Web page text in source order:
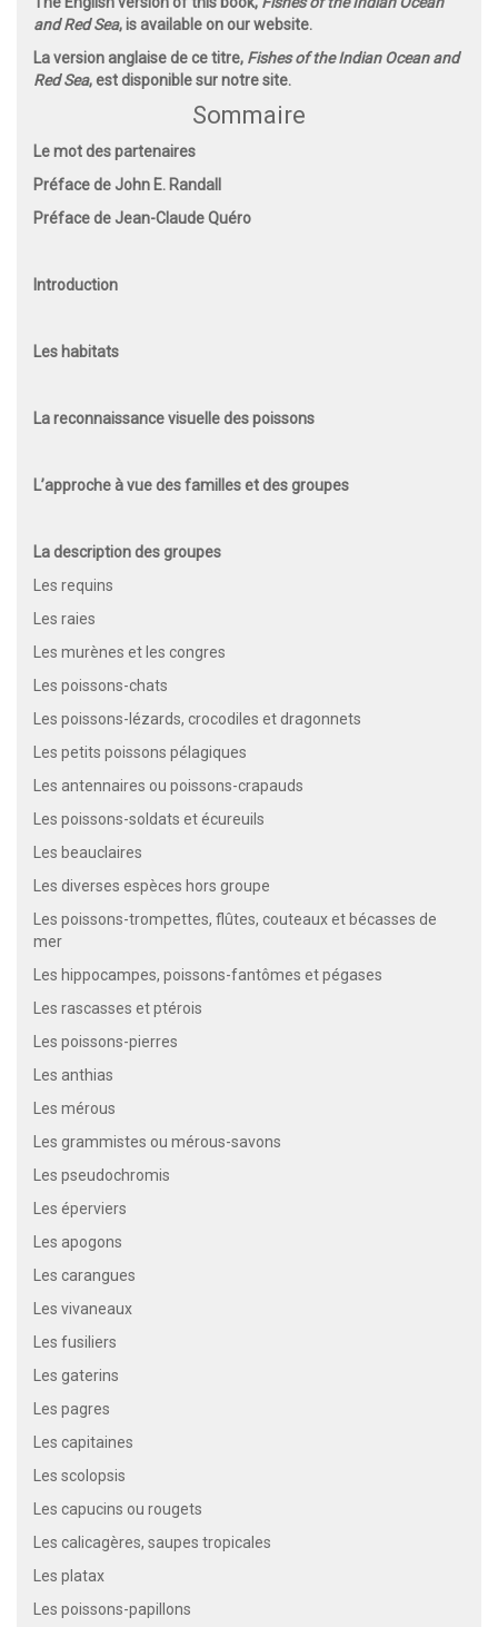
and Red Sea, is available on our website.
La version anglaise de ce titre, Fishes of the Indian Ocean and
Red Sea, est disponible sur notre site.
Sommaire
Le mot des partenaires
Préface de John E. Randall
Préface de Jean-Claude Quéro
Introduction
Les habitats
La reconnaissance visuelle des poissons
L’approche à vue des familles et des groupes
La description des groupes
Les requins
Les raies
Les murènes et les congres
Les poissons-chats
Les poissons-lézards, crocodiles et dragonnets
Les petits poissons pélagiques
Les antennaires ou poissons-crapauds
Les poissons-soldats et écureuils
Les beauclaires
Les diverses espèces hors groupe
Les poissons-trompettes, flûtes, couteaux et bécasses de
mer
Les hippocampes, poissons-fantômes et pégases
Les rascasses et ptérois
Les poissons-pierres
Les anthias
Les mérous
Les grammistes ou mérous-savons
Les pseudochromis
Les éperviers
Les apogons
Les carangues
Les vivaneaux
Les fusiliers
Les gaterins
Les pagres
Les capitaines
Les scolopsis
Les capucins ou rougets
Les calicagères, saupes tropicales
Les platax
Les poissons-papillons